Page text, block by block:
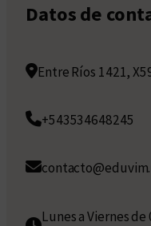
Datos de
Entre Ríos 1421,
+543534648245
Lunes a Viernes de